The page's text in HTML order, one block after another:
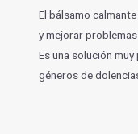
El bálsamo
y mejorar
Es una solución
géneros de